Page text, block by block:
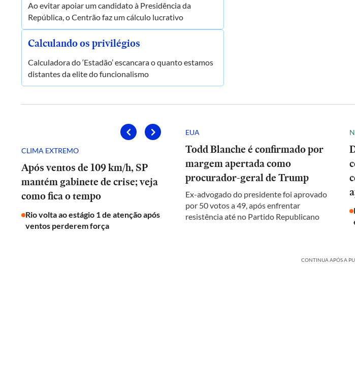
Ao evitar apoiar um candidato à Presidência da
República, o Centrão faz um cálculo lucrativo
Calculando os privilégios
Calculadora do ‘Estadão’ escancara o quanto estamos
distantes da elite do funcionalismo
CLIMA EXTREMO
Após ventos de 109 km/h, SP
mantém gabinete de crise; veja
como fica o tempo
Rio volta ao estágio 1 de atenção após
ventos perderem força
EUA
Todd Blanche é confirmado por
margem apertada como
procurador-geral de Trump
Ex-advogado do presidente foi aprovado
por 50 votos a 49, após enfrentar
resistência até no Partido Republicano
CONTINUA APÓS A